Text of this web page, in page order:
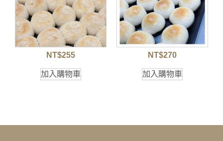
NT$255
加入購物車
NT$270
加入購物車